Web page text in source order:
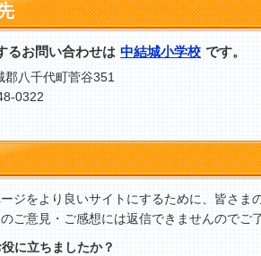
るお問い合わせは 中結城小学校 です。
八千代町菅谷351
0322
ジをより良いサイトにするために、皆さま
ご意見・ご感想には返信できませんのでご
に立ちましたか？